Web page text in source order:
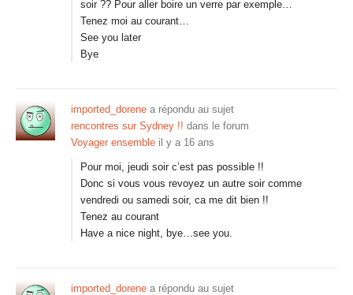
soir ?? Pour aller boire un verre par exemple…
Tenez moi au courant…
See you later
Bye
imported_dorene a répondu au sujet
rencontres sur Sydney !! dans le forum
Voyager ensemble il y a 16 ans
Pour moi, jeudi soir c’est pas possible !!
Donc si vous vous revoyez un autre soir comme
vendredi ou samedi soir, ca me dit bien !!
Tenez au courant
Have a nice night, bye…see you.
imported_dorene a répondu au sujet